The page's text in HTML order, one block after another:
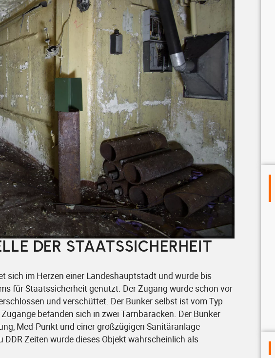
DER STAATSSICHERHEIT
sich im Herzen einer Landeshauptstadt und wurde bis
für Staatssicherheit genutzt. Der Zugang wurde schon vor
und verschüttet. Der Bunker selbst ist vom Typ
befanden sich in zwei Tarnbaracken. Der Bunker
Med-Punkt und einer großzügigen Sanitäranlage
Zeiten wurde dieses Objekt wahrscheinlich als